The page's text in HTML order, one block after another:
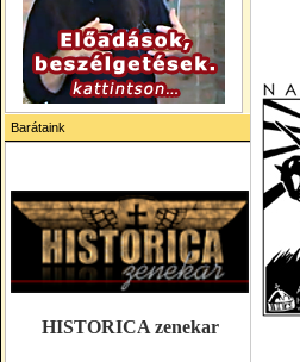
Barátaink
HISTORICA zenekar